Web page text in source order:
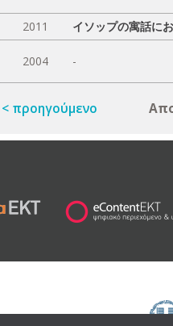
2011
イソップの寓話に
2004 -
< προηγούμενο